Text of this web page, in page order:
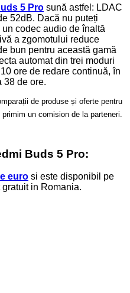
5 Pro sună astfel: LDAC
52dB. Dacă nu puteți
codec audio de înaltă
a zgomotului reduce
bun pentru această gamă
automat din trei moduri
ore de redare continuă, în
38 de ore.
de produse și oferte pentru
un comision de la parteneri.
Buds 5 Pro:
euro si este disponibil pe
in Romania.